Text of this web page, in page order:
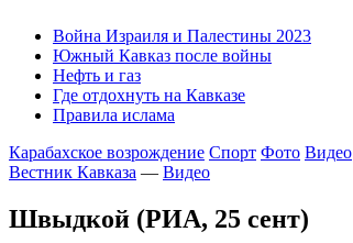
Война Израиля и Палестины 2023
Южный Кавказ после войны
Нефть и газ
Где отдохнуть на Кавказе
Правила ислама
Карабахское возрождение Спорт Фото Видео
Вестник Кавказа — Видео
Швыдкой (РИА, 25 сент)